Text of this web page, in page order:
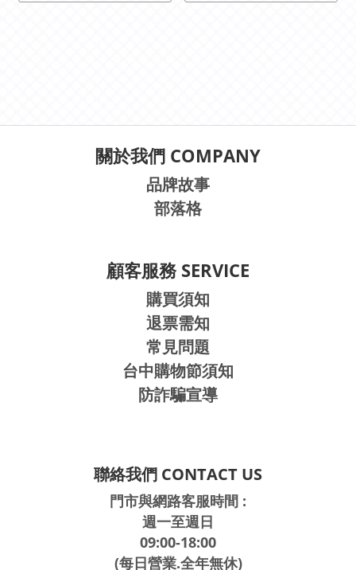
關於我們 COMPANY
品牌故事
部落格
顧客服務 SERVICE
購買須知
退票需知
常見問題
台中購物節須知
防詐騙宣導
聯絡我們 CONTACT US
門市與網路客服時間 :
週一至週日
09:00-18:00
(每日營業.全年無休)